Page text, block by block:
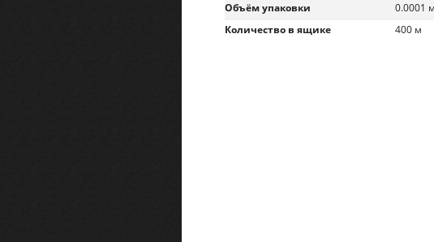
Объём упаковки
0.0001
Количество в ящике
400 м